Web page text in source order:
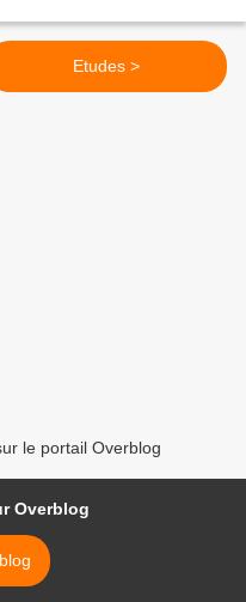
Etudes >
le portail Overblog
Overblog